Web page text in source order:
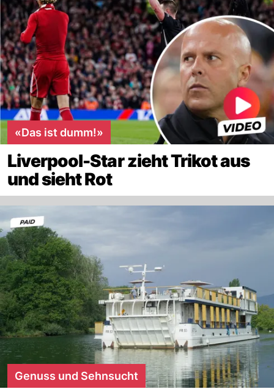
«Das ist dumm!»
Liverpool-Star zieht Trikot aus
und sieht Rot
Genuss und Sehnsucht